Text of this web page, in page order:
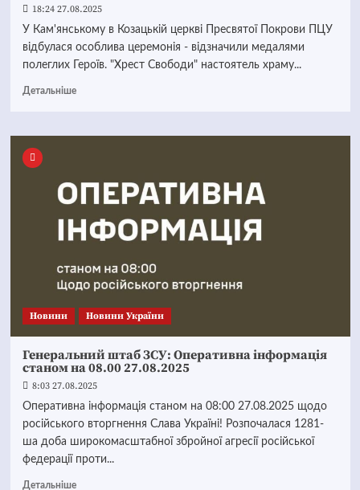
18:24 27.08.2025
У Кам'янському в Козацькій церкві Пресвятої Покрови ПЦУ
відбулася особлива церемонія - відзначили медалями
полеглих Героїв. "Хрест Свободи" настоятель храму...
Детальніше
Новини Новини України
Генеральний штаб ЗСУ: Оперативна інформація
станом на 08.00 27.08.2025
8:03 27.08.2025
Оперативна інформація станом на 08:00 27.08.2025 щодо
російського вторгнення Слава Україні! Розпочалася 1281-
ша доба широкомасштабної збройної агресії російської
федерації проти...
Детальніше